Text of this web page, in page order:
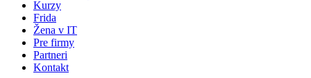
Kurzy
Frida
Žena v IT
Pre firmy
Partneri
Kontakt